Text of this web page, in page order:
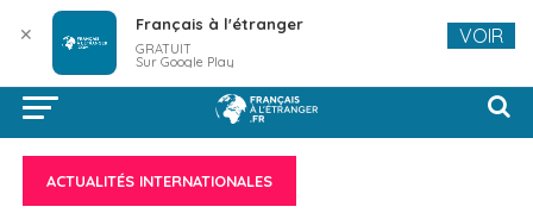
ACTUALITÉS INTERNATIONALES
✕ Français à l'étranger
GRATUIT
Sur Google Play
VOIR